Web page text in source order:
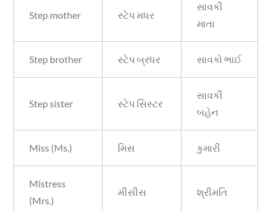
Step mother સ્ટેપ મધર
સાવકી
માતા
Step brother સ્ટેપ બ્રધર સાવકો ભાઈ
Step sister સ્ટેપ સિસ્ટર
સાવકી
બહેન
Miss (Ms.) મિસ કુમારી
Mistress
(Mrs.)
મીસીસ શ્રીમતિ